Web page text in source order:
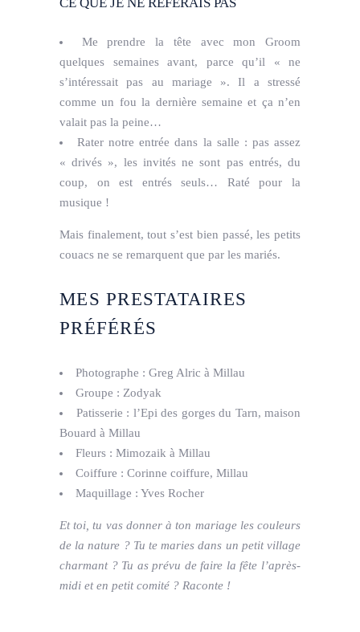
Me prendre la tête avec mon Groom
quelques semaines avant, parce qu’il « ne
s’intéressait pas au mariage ». Il a stressé
comme un fou la dernière semaine et ça n’en
valait pas la peine…
Rater notre entrée dans la salle : pas assez
« drivés », les invités ne sont pas entrés, du
coup, on est entrés seuls… Raté pour la
musique !
Mais finalement, tout s’est bien passé, les petits
couacs ne se remarquent que par les mariés.
MES PRESTATAIRES
PRÉFÉRÉS
Photographe : Greg Alric à Millau
Groupe : Zodyak
Patisserie : l’Epi des gorges du Tarn, maison
Bouard à Millau
Fleurs : Mimozaik à Millau
Coiffure : Corinne coiffure, Millau
Maquillage : Yves Rocher
Et toi, tu vas donner à ton mariage les couleurs
de la nature ? Tu te maries dans un petit village
charmant ? Tu as prévu de faire la fête l’après-
midi et en petit comité ? Raconte !